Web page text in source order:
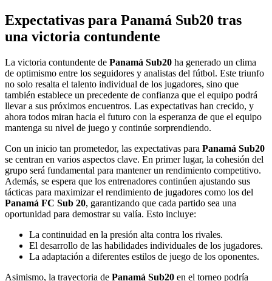
Expectativas para Panamá Sub20 tras
una victoria contundente
La victoria contundente de Panamá Sub20 ha generado un clima
de optimismo entre los seguidores y analistas del fútbol. Este triunfo
no solo resalta el talento individual de los jugadores, sino que
también establece un precedente de confianza que el equipo podrá
llevar a sus próximos encuentros. Las expectativas han crecido, y
ahora todos miran hacia el futuro con la esperanza de que el equipo
mantenga su nivel de juego y continúe sorprendiendo.
Con un inicio tan prometedor, las expectativas para Panamá Sub20
se centran en varios aspectos clave. En primer lugar, la cohesión del
grupo será fundamental para mantener un rendimiento competitivo.
Además, se espera que los entrenadores continúen ajustando sus
tácticas para maximizar el rendimiento de jugadores como los del
Panamá FC Sub 20, garantizando que cada partido sea una
oportunidad para demostrar su valía. Esto incluye:
La continuidad en la presión alta contra los rivales.
El desarrollo de las habilidades individuales de los jugadores.
La adaptación a diferentes estilos de juego de los oponentes.
Asimismo, la trayectoria de Panamá Sub20 en el torneo podría